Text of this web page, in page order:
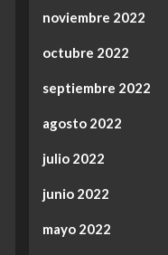
noviembre 2022
octubre 2022
septiembre 2022
agosto 2022
julio 2022
junio 2022
mayo 2022